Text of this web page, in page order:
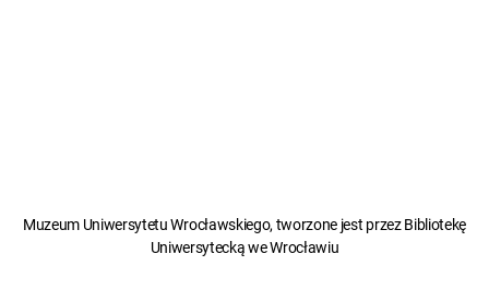
Muzeum Uniwersytetu Wrocławskiego, tworzone jest przez Bibliotekę
Uniwersytecką we Wrocławiu